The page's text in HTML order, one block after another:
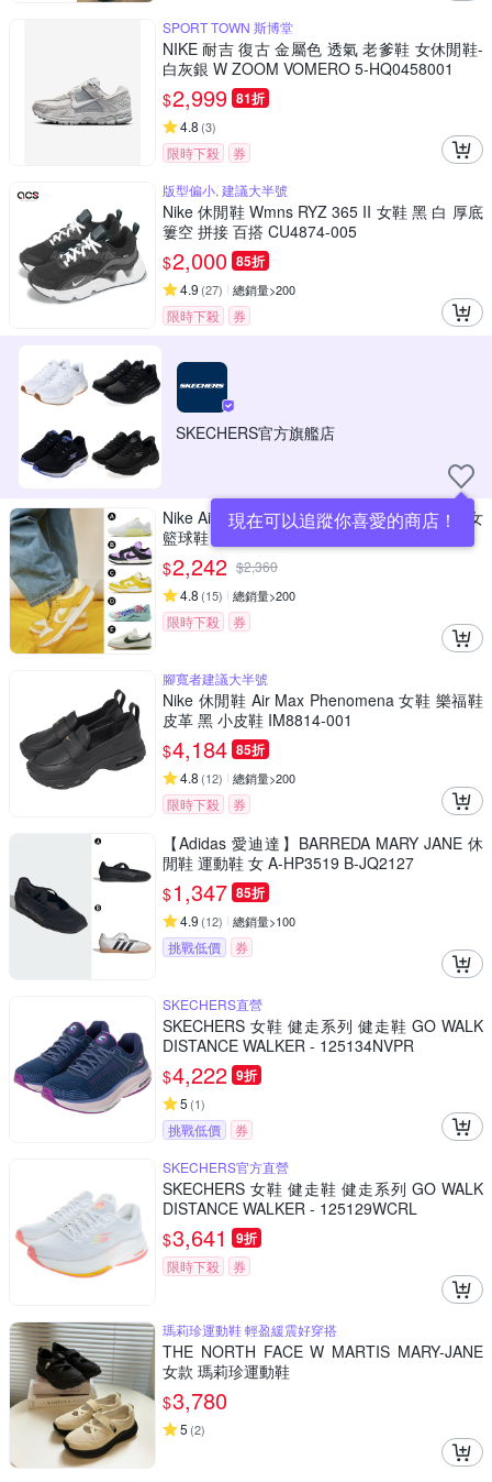
SPORT TOWN 斯博堂
NIKE 耐吉 復古 金屬色 透氣 老爹鞋 女休閒鞋-
白灰銀 W ZOOM VOMERO 5-HQ0458001
$2,999 81折
4.8 (3)
限時下殺
券
版型偏小, 建議大半號
Nike 休閒鞋 Wmns RYZ 365 II 女鞋 黑 白 厚底
簍空 拼接 百搭 CU4874-005
$2,000 85折
4.9 (27) 總銷量>200
限時下殺 券
SKECHERS官方旗艦店
現在可以追蹤你喜愛的商店！
Nike Air Metcon 9 / DUNK / Zion / Cortez 男女
籃球鞋 舉重鞋 阿甘鞋 休閒鞋(多款任選)
$2,242 $2,360
4.8 (15) 總銷量>200
限時下殺 券
腳寬者建議大半號
Nike 休閒鞋 Air Max Phenomena 女鞋 樂福鞋
皮革 黑 小皮鞋 IM8814-001
$4,184 85折
4.8 (12) 總銷量>200
限時下殺 券
【Adidas 愛迪達】BARREDA MARY JANE 休
閒鞋 運動鞋 女 A-HP3519 B-JQ2127
$1,347 85折
4.9 (12) 總銷量>100
挑戰低價 券
SKECHERS直營
SKECHERS 女鞋 健走系列 健走鞋 GO WALK
DISTANCE WALKER - 125134NVPR
$4,222 9折
5 (1)
挑戰低價
券
SKECHERS官方直營
SKECHERS 女鞋 健走鞋 健走系列 GO WALK
DISTANCE WALKER - 125129WCRL
$3,641 9折
限時下殺 券
瑪莉珍運動鞋 輕盈緩震好穿搭
THE NORTH FACE W MARTIS MARY-JANE
女款 瑪莉珍運動鞋
$3,780
5 (2)